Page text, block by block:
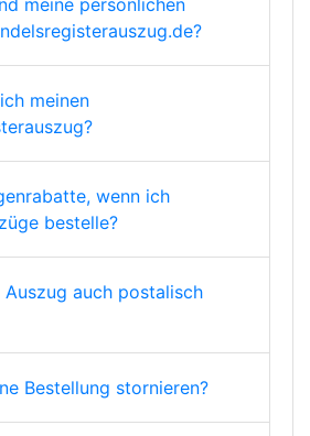
meine persönlichen
meinen
wenn ich
bestelle?
Auszug auch postalisch
Bestellung stornieren?